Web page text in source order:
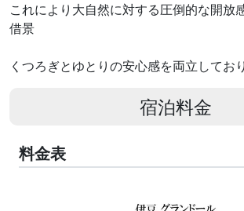
これにより大自然に対する圧倒的な開放
借景
くつろぎとゆとりの安心感を両立してお
宿泊料金
料金表